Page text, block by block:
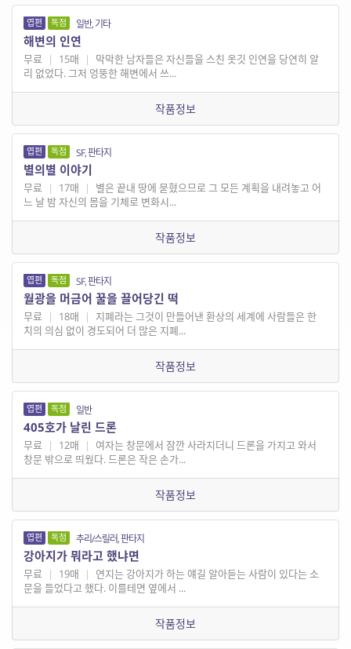
엽편 독점 일반, 기타
해변의 인연
무료 | 15매 |
막막한 남자들은 자신들을 스친 옷깃 인연을 당연히 알
리 없었다. 그저 엉뚱한 해변에서 쓰...
작품정보
엽편 독점 SF, 판타지
별의별 이야기
무료 | 17매 |
별은 끝내 땅에 묻혔으므로 그 모든 계획을 내려놓고 어
느 날 밤 자신의 몸을 기체로 변화시...
작품정보
엽편 독점 SF, 판타지
월광을 머금어 꿀을 끌어당긴 떡
무료 | 18매 |
지폐라는 그것이 만들어낸 환상의 세계에 사람들은 한
치의 의심 없이 경도되어 더 많은 지폐...
작품정보
엽편 독점 일반
405호가 날린 드론
무료 | 12매 |
여자는 창문에서 잠깐 사라지더니 드론을 가지고 와서
창문 밖으로 띄웠다. 드론은 작은 손가...
작품정보
엽편 독점 추리/스릴러, 판타지
강아지가 뭐라고 했냐면
무료 | 19매 |
연지는 강아지가 하는 얘길 알아듣는 사람이 있다는 소
문을 들었다고 했다. 이를테면 옆에서 ...
작품정보